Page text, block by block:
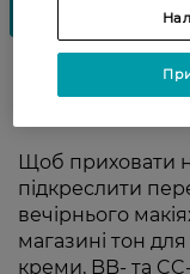
Щоб приховати
підкреслити
вечірнього
магазині тон
креми, BB- та